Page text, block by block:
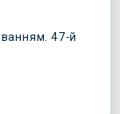
47-й